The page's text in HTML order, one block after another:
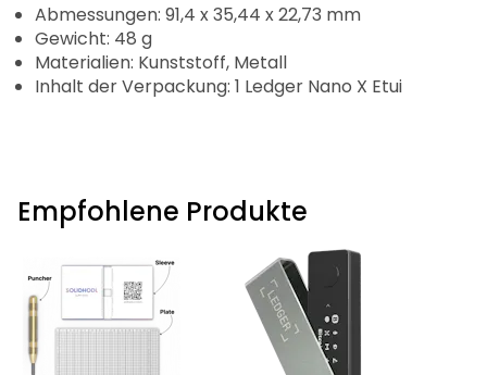
Abmessungen: 91,4 x 35,44 x 22,73 mm
Gewicht: 48 g
Materialien: Kunststoff, Metall
Inhalt der Verpackung: 1 Ledger Nano X Etui
Empfohlene Produkte